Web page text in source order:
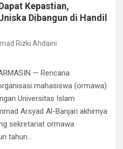
Kepastian,
Dibangun di Handil
Rizki Ahdaini
— Rencana
mahasiswa (ormawa)
Universitas Islam
Arsyad Al-Banjari akhirnya
sekretariat ormawa
tahun…